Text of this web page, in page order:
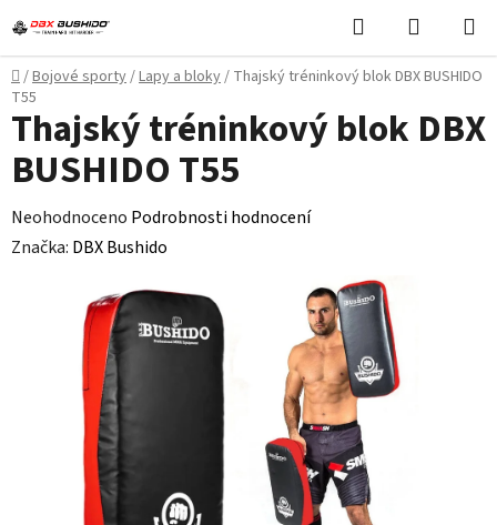
na
obsah
Hledat
KOŠÍK
Domů
/Bojové sporty/Lapy a bloky/ Thajský tréninkový blok DBX BUSHIDO
T55
Thajský tréninkový blok DBX
BUSHIDO T55
Průměrné
hodnocení
Neohodnoceno Podrobnosti hodnocení
Značka: DBX Bushido